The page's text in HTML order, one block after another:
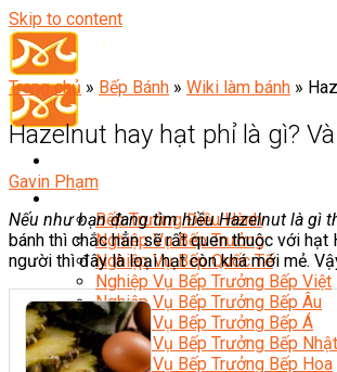
Skip to content
Bếp Trưởng Điều Hành
Nghiệp Vụ Bếp Trưởng
Nghiệp Vụ Bếp Quốc Tế
Nghiệp Vụ Bếp Trưởng Bếp Việt
Nghiệp Vụ Bếp Trưởng Bếp Âu
Nghiệp Vụ Bếp Trưởng Bếp Á
Nghiệp Vụ Bếp Trưởng Bếp Nhật
Nghiệp Vụ Bếp Trưởng Bếp Hoa
Trang chủ » Bếp Bánh » Wiki làm bánh »
Hazelnut hay hạt phỉ là gì?
Gavin Phạm
Nếu như bạn đang tìm hiều Hazelnut là gì
bánh thì chắc hẳn sẽ rất quen thuộc với hạt
người thì đây là loại hạt còn khá mới mẻ.